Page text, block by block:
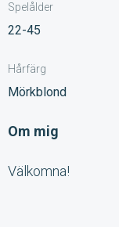
Spelålder
22-45
Hårfärg
Mörkblond
Om mig
Välkomna!